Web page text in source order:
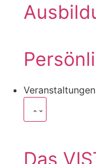
Veranstaltungen
Das